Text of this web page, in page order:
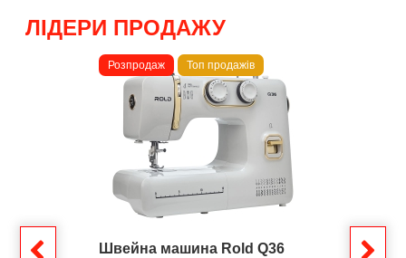
ЛІДЕРИ ПРОДАЖУ
Розпродаж Топ продажів
Швейна машина Rold Q36